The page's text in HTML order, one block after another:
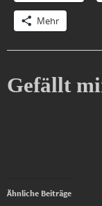
Mehr
Gefällt
Ähnliche Beiträge